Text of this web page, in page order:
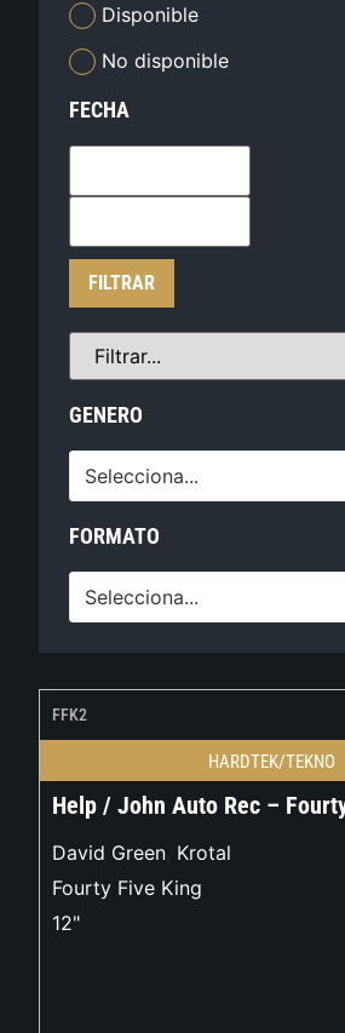
Disponible
No disponible
FECHA
FILTRAR
GENERO
Selecciona...
FORMATO
Selecciona...
FFK2
HARDTEK/TEKNO
Help / John Auto Rec –
David Green, Krotal
Fourty Five King
12"